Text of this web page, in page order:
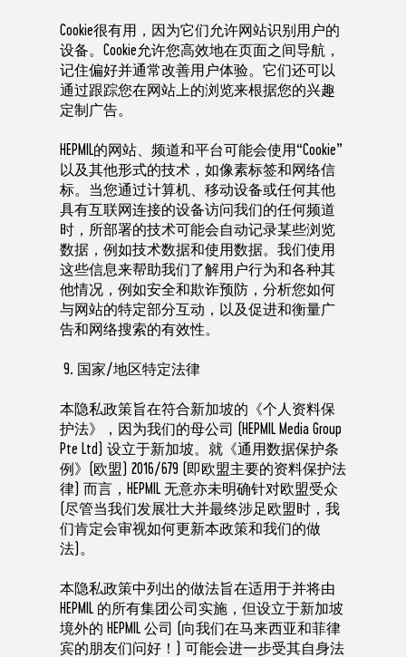
Cookie很有用，因为它们允许网站识别用户的
设备。Cookie允许您高效地在页面之间导航，
记住偏好并通常改善用户体验。它们还可以
通过跟踪您在网站上的浏览来根据您的兴趣
定制广告。
HEPMIL的网站、频道和平台可能会使用“Cookie”
以及其他形式的技术，如像素标签和网络信
标。当您通过计算机、移动设备或任何其他
具有互联网连接的设备访问我们的任何频道
时，所部署的技术可能会自动记录某些浏览
数据，例如技术数据和使用数据。我们使用
这些信息来帮助我们了解用户行为和各种其
他情况，例如安全和欺诈预防，分析您如何
与网站的特定部分互动，以及促进和衡量广
告和网络搜索的有效性。
9. 国家/地区特定法律
本隐私政策旨在符合新加坡的《个人资料保
护法》，因为我们的母公司 (HEPMIL Media Group
Pte Ltd) 设立于新加坡。就《通用数据保护条
例》(欧盟) 2016/679 (即欧盟主要的资料保护法
律) 而言，HEPMIL 无意亦未明确针对欧盟受众
(尽管当我们发展壮大并最终涉足欧盟时，我
们肯定会审视如何更新本政策和我们的做
法)。
本隐私政策中列出的做法旨在适用于并将由
HEPMIL 的所有集团公司实施，但设立于新加坡
境外的 HEPMIL 公司 (向我们在马来西亚和菲律
宾的朋友们问好！) 可能会进一步受其自身法